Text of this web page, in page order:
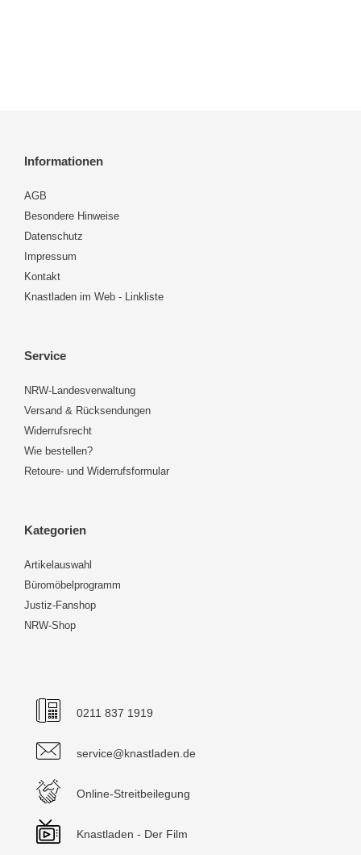
Informationen
AGB
Besondere Hinweise
Datenschutz
Impressum
Kontakt
Knastladen im Web - Linkliste
Service
NRW-Landesverwaltung
Versand & Rücksendungen
Widerrufsrecht
Wie bestellen?
Retoure- und Widerrufsformular
Kategorien
Artikelauswahl
Büromöbelprogramm
Justiz-Fanshop
NRW-Shop
0211 837 1919
service@knastladen.de
Online-Streitbeilegung
Knastladen - Der Film